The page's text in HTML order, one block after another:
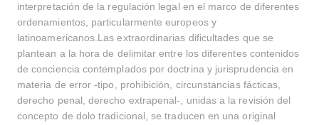
interpretación de la regulación legal en el marco de diferentes
ordenamientos, particularmente europeos y
latinoamericanos.Las extraordinarias dificultades que se
plantean a la hora de delimitar entre los diferentes contenidos
de conciencia contemplados por doctrina y jurisprudencia en
materia de error -tipo, prohibición, circunstancias fácticas,
derecho penal, derecho extrapenal-, unidas a la revisión del
concepto de dolo tradicional, se traducen en una original